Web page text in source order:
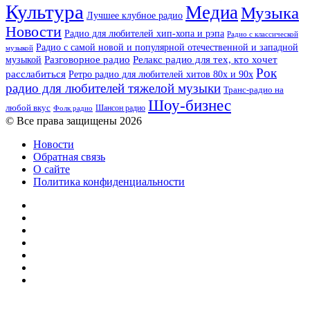
Культура Лучшее клубное радио МедиаМузыка
Новости Радио для любителей хип-хопа и рэпа Радио с классической
музыкой Радио с самой новой и популярной отечественной и западной
музыкой Разговорное радио Релакс радио для тех, кто хочет
расслабиться Ретро радио для любителей хитов 80х и 90х Рок
радио для любителей тяжелой музыки Транс-радио на
любой вкус Фолк радио Шансон радио Шоу-бизнес
© Все права защищены 2026
Новости
Обратная связь
О сайте
Политика конфиденциальности